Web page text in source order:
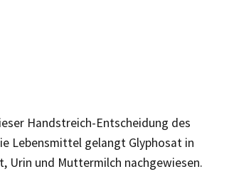
Handstreich-Entscheidung des
Lebensmittel gelangt Glyphosat in
Urin und Muttermilch nachgewiesen.